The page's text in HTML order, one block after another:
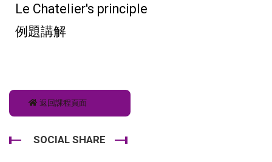
Le Chatelier's principle
例題講解
返回課程頁面
SOCIAL SHARE